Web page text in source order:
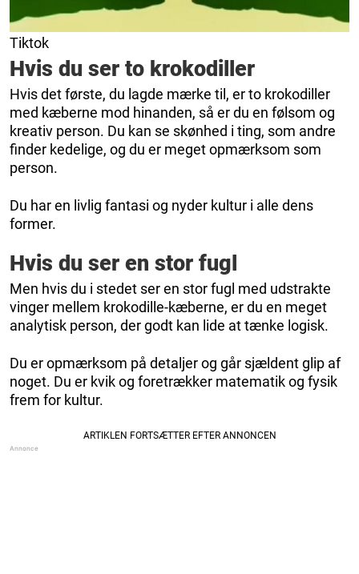
Tiktok
Hvis du ser to krokodiller
Hvis det første, du lagde mærke til, er to krokodiller
med kæberne mod hinanden, så er du en følsom og
kreativ person. Du kan se skønhed i ting, som andre
finder kedelige, og du er meget opmærksom som
person.
Du har en livlig fantasi og nyder kultur i alle dens
former.
Hvis du ser en stor fugl
Men hvis du i stedet ser en stor fugl med udstrakte
vinger mellem krokodille-kæberne, er du en meget
analytisk person, der godt kan lide at tænke logisk.
Du er opmærksom på detaljer og går sjældent glip af
noget. Du er kvik og foretrækker matematik og fysik
frem for kultur.